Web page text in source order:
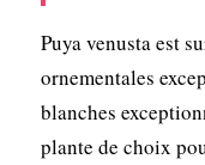
Puya venusta est
ornementales
blanches
plante de choix